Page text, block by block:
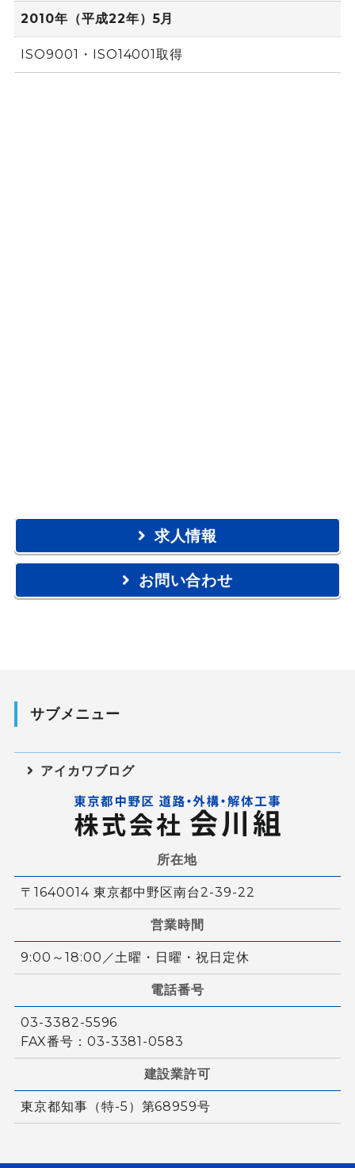
2010年（平成22年）5月
ISO9001・ISO14001取得
求人情報
お問い合わせ
サブメニュー
アイカワブログ
所在地
〒1640014 東京都中野区南台2-39-22
営業時間
9:00～18:00／土曜・日曜・祝日定休
電話番号
03-3382-5596
FAX番号：03-3381-0583
建設業許可
東京都知事（特-5）第68959号